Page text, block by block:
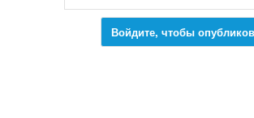
Войдите, чтобы